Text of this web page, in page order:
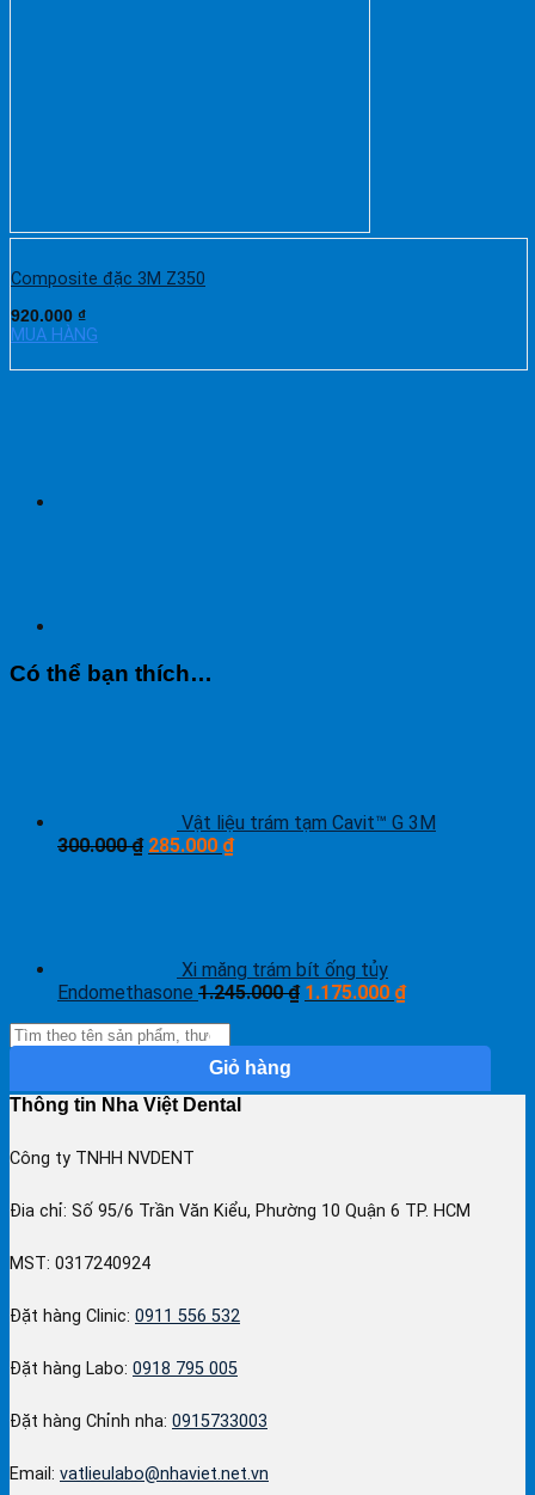
Composite đặc 3M Z350
920.000 ₫
MUA HÀNG
Có thể bạn thích…
Vật liệu trám tạm Cavit™ G 3M
300.000₫ 285.000 ₫
Xi măng trám bít ống tủy
Endomethasone 1.245.000₫ 1.175.000 ₫
Giỏ hàng
Thông tin Nha Việt Dental
Công ty TNHH NVDENT
Đia chỉ: Số 95/6 Trần Văn Kiểu, Phường 10 Quận 6 TP. HCM
MST: 0317240924
Đặt hàng Clinic: 0911 556 532
Đặt hàng Labo: 0918 795 005
Đặt hàng Chỉnh nha: 0915733003
Email: vatlieulabo@nhaviet.net.vn